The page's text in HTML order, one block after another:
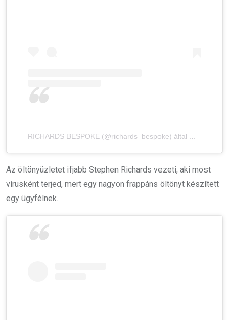
RICHARDS BESPOKE (@richards_bespoke) által megosztott bejegyzés
Az öltönyüzletet ifjabb Stephen Richards vezeti, aki most
vírusként terjed, mert egy nagyon frappáns öltönyt készített
egy ügyfélnek.